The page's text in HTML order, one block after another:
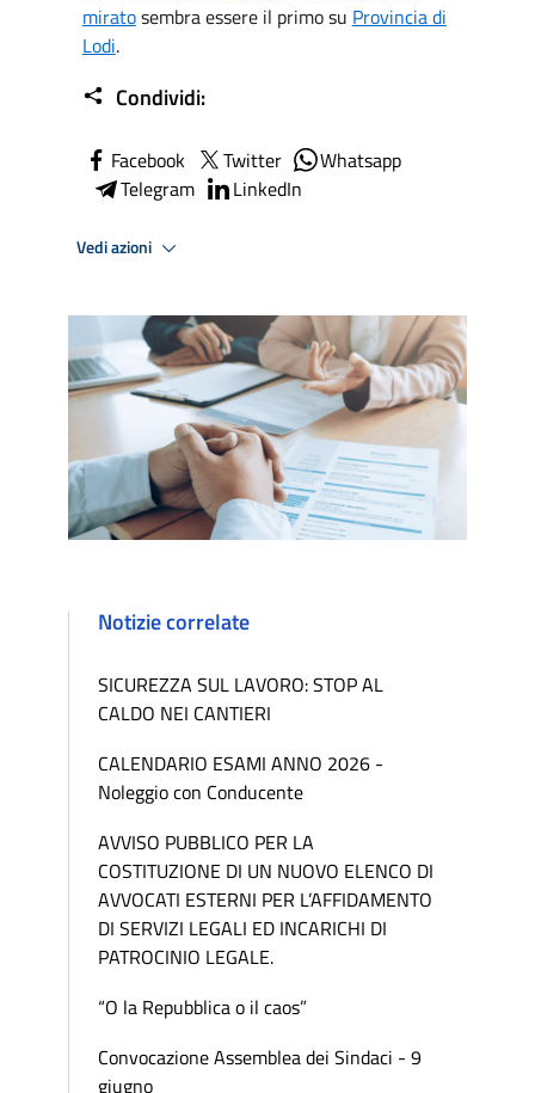
miratosembra essere il primo su Provincia di
Lodi.
Condividi:
Facebook Twitter
Whatsapp
Telegram
LinkedIn
Vedi azioni
Notizie correlate
SICUREZZA SUL LAVORO: STOP AL
CALDO NEI CANTIERI
CALENDARIO ESAMI ANNO 2026 -
Noleggio con Conducente
AVVISO PUBBLICO PER LA
COSTITUZIONE DI UN NUOVO ELENCO DI
AVVOCATI ESTERNI PER L’AFFIDAMENTO
DI SERVIZI LEGALI ED INCARICHI DI
PATROCINIO LEGALE.
“O la Repubblica o il caos”
Convocazione Assemblea dei Sindaci - 9
giugno